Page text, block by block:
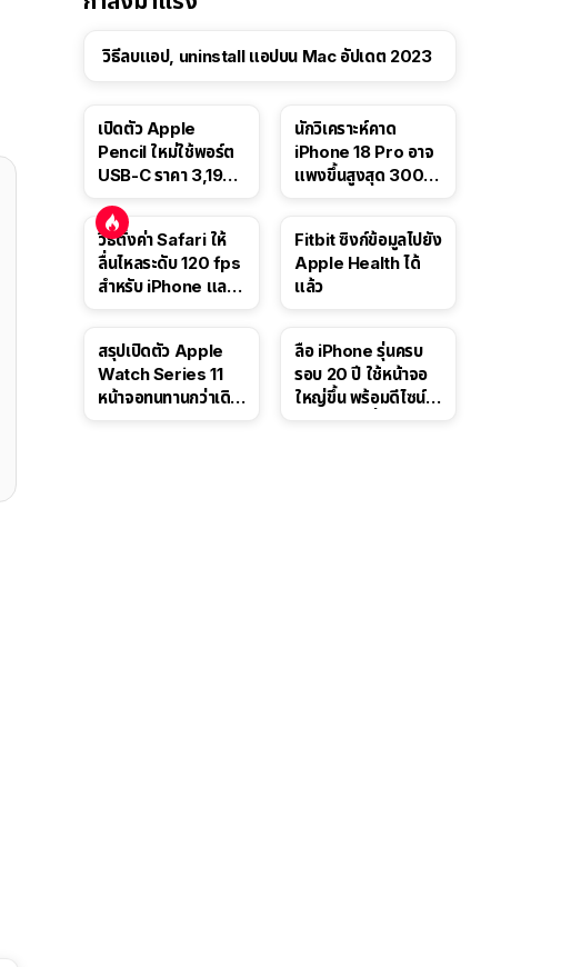
วิธีลบแอป, uninstall แอปบน Mac อัปเดต 2023
เปิดตัว Apple
Pencil ใหม่ใช้พอร์ต
USB-C ราคา 3,190
นี้
นักวิเคราะห์คาด
iPhone 18 Pro อาจ
แพงขึ้นสูงสุด 300
วิธีตั้งค่า Safari ให้
ลื่นไหลระดับ 120 fps
สำหรับ iPhone และ
Fitbit ซิงก์ข้อมูลไปยัง
Apple Health ได้
แล้ว
สรุปเปิดตัว Apple
Watch Series 11
หน้าจอทนทานกว่าเดิม
ลือ iPhone รุ่นครบ
รอบ 20 ปี ใช้หน้าจอ
ใหญ่ขึ้น พร้อมดีไซน์ไร้